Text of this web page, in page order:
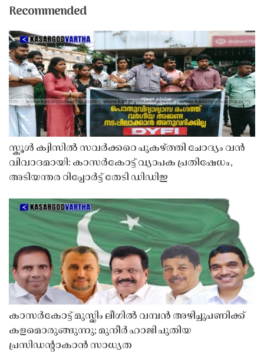
Recommended
സ്കൂൾ ക്വിസിൽ സവർക്കറെ പുകഴ്ത്തി ചോദ്യം വൻ
വിവാദമായി: കാസർകോട്ട് വ്യാപക പ്രതിഷേധം,
അടിയന്തര റിപ്പോർട്ട് തേടി ഡിഡിഇ
കാസർകോട്ട് മുസ്ലിം ലീഗിൽ വമ്പൻ അഴിച്ചുപണിക്ക്
കളമൊരുങ്ങുന്നു; മുനീർ ഹാജി പുതിയ
പ്രസിഡൻ്റാകാൻ സാധ്യത